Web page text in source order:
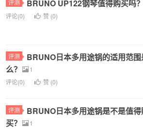
评测 BRUNO UP122钢琴值得购买吗？
评论(0)
赞 (0)
评测
BRUNO日本多用途锅的适用范
么？
1
评论(0)
赞 (0)
评测
BRUNO日本多用途锅是不是值得
买？
1